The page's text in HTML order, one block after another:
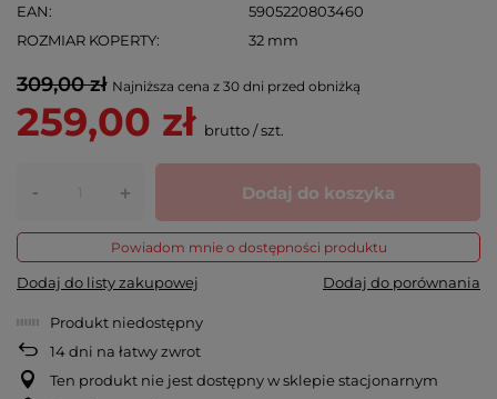
EAN
5905220803460
ROZMIAR KOPERTY
32 mm
309,00 zł Najniższa cena z 30 dni przed obniżką
259,00 zł brutto/szt.
- + Dodaj do koszyka
Powiadom mnie o dostępności produktu
Dodaj do listy zakupowej Dodaj do porównania
Produkt niedostępny
14dni na łatwy zwrot
Ten produkt nie jest dostępny w sklepie stacjonarnym